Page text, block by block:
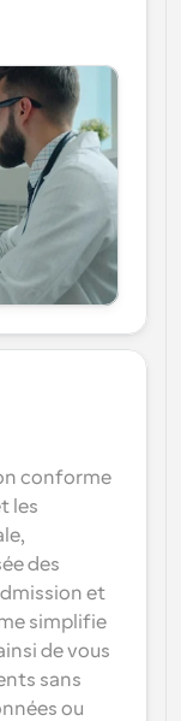
conforme
les
des
et
simplifie
de vous
sans
ou